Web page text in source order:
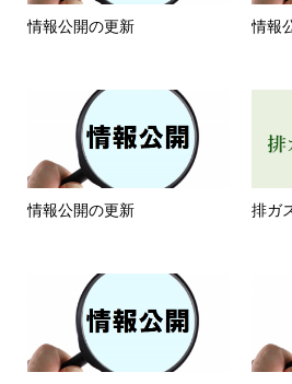
情報公開の更新 情報
情報公開の更新 排ガ